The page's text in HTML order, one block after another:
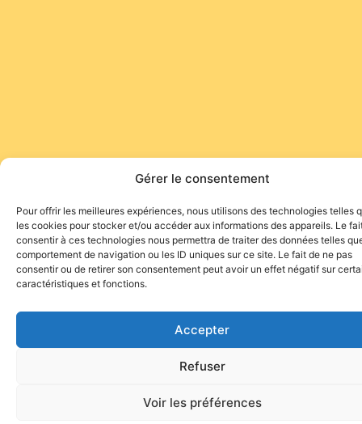
Gérer le consentement
Pour offrir les meilleures expériences, nous utilisons des technologies telles
les cookies pour stocker et/ou accéder aux informations des appareils. Le
consentir à ces technologies nous permettra de traiter des données telles
comportement de navigation ou les ID uniques sur ce site. Le fait de ne pas
consentir ou de retirer son consentement peut avoir un effet négatif sur
caractéristiques et fonctions.
Accepter
Refuser
Voir les préférences